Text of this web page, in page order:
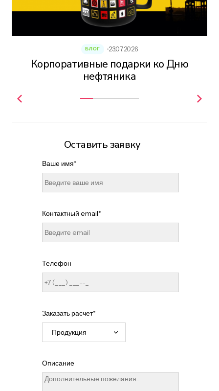
Корпоративные подарки ко Дню
нефтяника
БЛОГ 23.07.2026
Оставить заявку
Ваше имя*
Контактный email*
Телефон
Заказать расчет*
Описание